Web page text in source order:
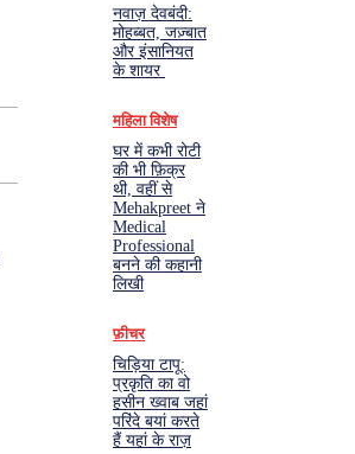
नवाज़ देवबंदी:
मोहब्बत, जज़्बात
और इंसानियत
के शायर
महिला विशेष
घर में कभी रोटी
की भी फ़िक्र
थी, वहीं से
Mehakpreet ने
Medical
Professional
बनने की कहानी
लिखी
फ़ीचर
चिड़िया टापू:
प्रकृति का वो
हसीन ख्वाब जहां
परिंदे बयां करते
हैं यहां के राज़